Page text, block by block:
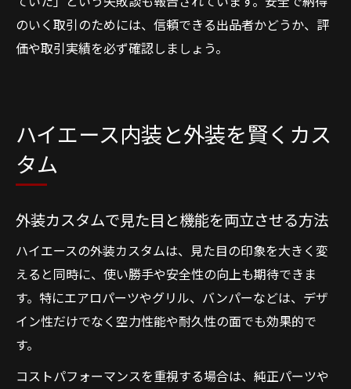
のいく取引のためには、信頼できる出品者かどうか、評
価や取引実績を必ず確認しましょう。
ハイエース内装と外装を賢くカス
タム
外装カスタムで見た目と機能を両立させる方法
ハイエースの外装カスタムは、見た目の印象を大きく変
えると同時に、使い勝手や安全性の向上も期待できま
す。特にエアロパーツやグリル、バンパーなどは、デザ
イン性だけでなく空力性能や耐久性の面でも効果的で
す。
コストパフォーマンスを重視する場合は、純正パーツや